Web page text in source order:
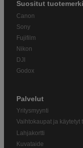
Suositut
Canon
Sony
Fujifilm
Nikon
DJI
Godox
Palvelut
Yritysmyynti
Vaihtokaupat ja käytetyt
Lahjakortti
Kuvataide